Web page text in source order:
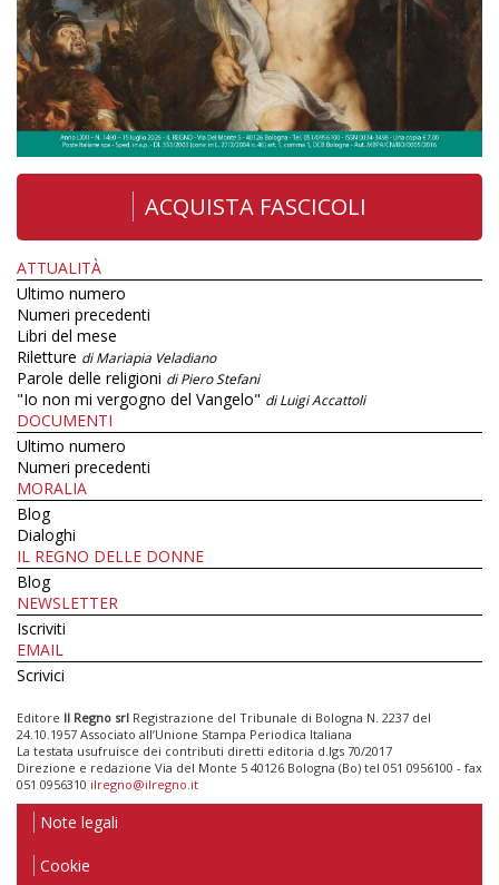
ACQUISTA FASCICOLI
ATTUALITÀ
Ultimo numero
Numeri precedenti
Libri del mese
Riletture di Mariapia Veladiano
Parole delle religioni di Piero Stefani
"Io non mi vergogno del Vangelo" di Luigi Accattoli
DOCUMENTI
Ultimo numero
Numeri precedenti
MORALIA
Blog
Dialoghi
IL REGNO DELLE DONNE
Blog
NEWSLETTER
Iscriviti
EMAIL
Scrivici
Editore Il Regno srl Registrazione del Tribunale di Bologna N. 2237 del
24.10.1957 Associato all’Unione Stampa Periodica Italiana
La testata usufruisce dei contributi diretti editoria d.lgs 70/2017
Direzione e redazione Via del Monte 5 40126 Bologna (Bo) tel 051 0956100 - fax
051 0956310 ilregno@ilregno.it
Note legali
Cookie